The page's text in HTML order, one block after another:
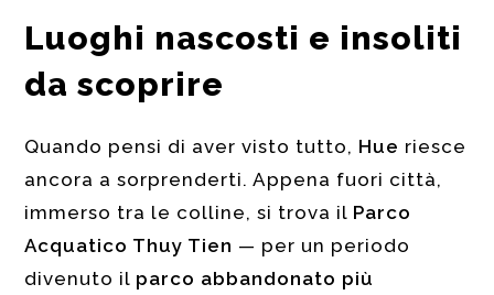
Luoghi nascosti e insoliti
da scoprire
Quando pensi di aver visto tutto, Hue riesce
ancora a sorprenderti. Appena fuori città,
immerso tra le colline, si trova il Parco
Acquatico Thuy Tien — per un periodo
divenuto il parco abbandonato più